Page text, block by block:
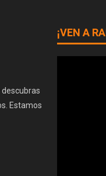
Estamos
¡VEN A